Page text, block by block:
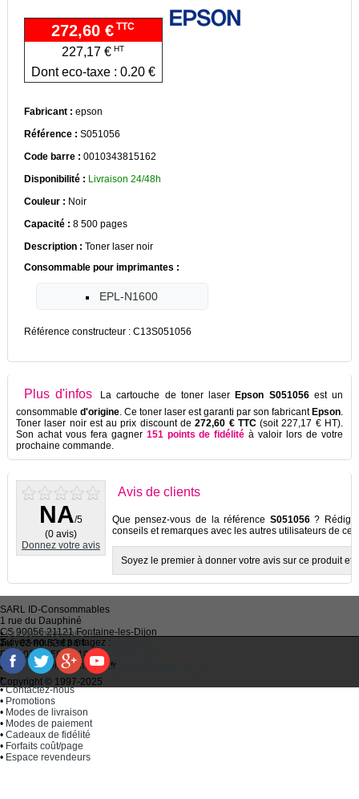
272,60 € TTC
227,17 € HT
Dont eco-taxe : 0.20 €
Fabricant : epson
Référence : S051056
Code barre : 0010343815162
Disponibilité : Livraison 24/48h
Couleur : Noir
Capacité : 8 500 pages
Description : Toner laser noir
Consommable pour imprimantes :
EPL-N1600
Référence constructeur : C13S051056
Plus d'infos La cartouche de toner laserEpson S051056est un
consommable d'origine. Ce toner laser est garanti par son fabricantEpson
Toner laser noir est au prix discount de272,60 € TTC(soit 227,17 € HT).
Son achat vous fera gagner 151 points de fidélité à valoir lors de votre
prochaine commande.
Avis de clients
NA/5
(0 avis)
Donnez votre avis
Que pensez-vous de la référence S051056?
conseils et remarques avec les autres utilisateurs de ce
Soyez le premier à donner votre avis sur ce produit et
SARL ID-Consommables
1 rue du Dauphiné
CS 90056 21121Fontaine-les-Dijon
Tel :03 80 52 63 64
Fax :03 80 58 81 10
Email : idc@imprimantes.fr
•Qui sommes-nous ?
•Recycler ses cartouches usagées
• Bien choisir ses cartouches d'encre
•
Conditions générales de vente
•Plan du site
•Contactez-nous
• Promotions
• Modes de livraison
• Modes de paiement
• Cadeaux de fidélité
• Forfaits coût/page
• Espace revendeurs
Suivez-nous et partagez :
Consent Preferences
Copyright © 1997-2025